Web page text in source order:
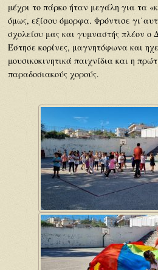
μέχρι το πάρκο ήταν μεγάλη για τα
όμως, εξίσου όμορφα. Φρόντισε
σχολείου μας και γυμναστής πλέον ο
Έστησε κορίνες, μαγνητόφωνα και
μουσικοκινητικά παιχνίδια και η
παραδοσιακούς χορούς.